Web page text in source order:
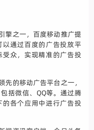
擎之一，百度移动推广提
通过百度的广告投放平
众，实现精准的广告投
的移动广告平台之一，
括微信、QQ等。通过腾
各个应用中进行广告投